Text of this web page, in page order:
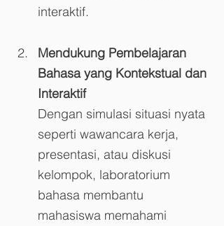
interaktif.
Mendukung Pembelajaran
Bahasa yang Kontekstual dan
Interaktif
Dengan simulasi situasi nyata
seperti wawancara kerja,
presentasi, atau diskusi
kelompok, laboratorium
bahasa membantu
mahasiswa memahami